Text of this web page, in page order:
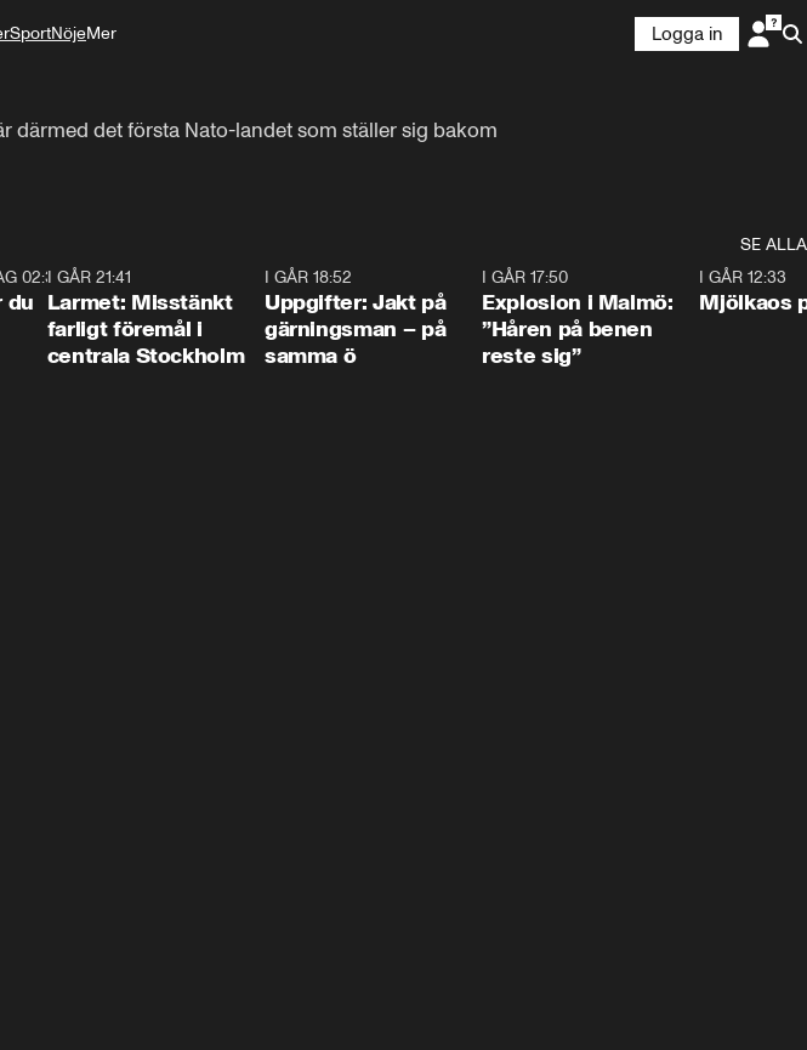
SportNöjeMer
Logga in
därmed det första Nato-landet som ställer sig bakom
SE ALLA
1:06
02:30
du
I GÅR 21:41
Larmet: Misstänkt
farligt föremål i
centrala Stockholm
I GÅR 18:52
Uppgifter: Jakt på
gärningsman – på
samma ö
I GÅR 17:50
Explosion i Malmö:
”Håren på benen
reste sig”
I GÅR 12:33
Mjölkaos